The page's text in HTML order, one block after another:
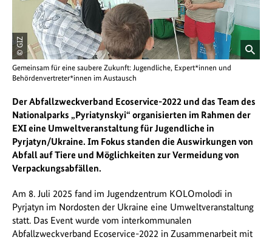
öffnet
Bild
einer
vergrößerten
Darstellung
© GIZ
Gemeinsam für eine saubere Zukunft: Jugendliche, Expert*innen und
Behördenvertreter*innen im Austausch
Der Abfallzweckverband Ecoservice-2022 und das Team des
Nationalparks „Pyriatynskyi“ organisierten im Rahmen der
EXI eine Umweltveranstaltung für Jugendliche in
Pyrjatyn/Ukraine. Im Fokus standen die Auswirkungen von
Abfall auf Tiere und Möglichkeiten zur Vermeidung von
Verpackungsabfällen.
Am 8. Juli 2025 fand im Jugendzentrum KOLOmolodi in
Pyrjatyn im Nordosten der Ukraine eine Umweltveranstaltung
statt. Das Event wurde vom interkommunalen
Abfallzweckverband Ecoservice-2022 in Zusammenarbeit mit